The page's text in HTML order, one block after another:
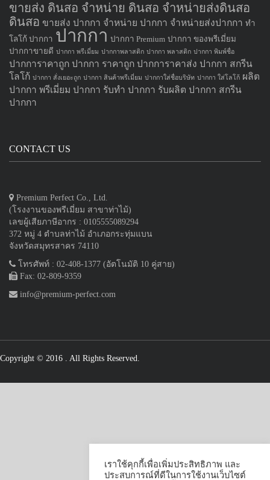
ขายส่ง ดินสอ จำหน่าย ดินสอ จำหน่ายส่งดินสอ
ดินสอ ขายส่ง ปากกา จำหน่าย ปากกา จำหน่ายส่งปากกา ทำ
โลโก้ ปากกา ปากกา ปากกา Premium ปากกา ของพรีเมี่ยม
ปากกาขายดี ปากกา พรีเมี่ยม ปากกาพลาสติก ปากกา พลาสติก ปากกา พิมพ์ชื่อ
ปากการาคาถูก ปากกา ราคาถูก ปากการาคาส่ง ปากกา สกรีน
โลโก้ ปากกา สั่งเยอะถูก ปากกา สินค้าพรีเมี่ยม ปากกาใส่ชื่อบริษัท ปากกา ใส่โลโก้ ผลิต
ปากกา พรีเมี่ยม ปากกา รับทำ ปากกา รับผลิต ปากกา สกรีน
ปากกา
CONTACT US
Premium Perfect Co., Ltd.
(โรงงานของพรีเมี่ยม สาขาท่าไม้)
เลขผู้เสียภาษีอากร : 0105555089294
372 หมู่ 4 ตำบลท่าไม้ อำเภอกระทุ่มแบน
จังหวัดสมุทรสาคร 74110
โทรศัพท์ : 02-408-1377 (อัตโนมัติ 10 คู่สาย)
Fax: 02-809-9359
info@premium-perfect.com
Copyright © 2016 . All Rights Reserved.
เราใช้คุกกี้เพื่อเพิ่มประสิทธิภาพ และ
ประสบการณ์ที่ดีในการใช้งานเว็บไซต์